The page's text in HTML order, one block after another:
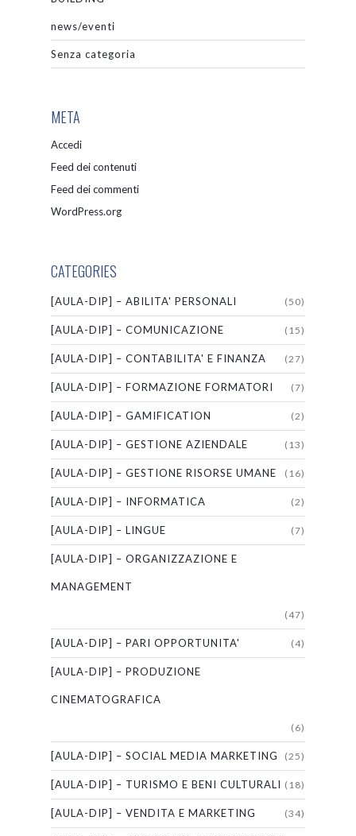
news/eventi
Senza categoria
META
Accedi
Feed dei contenuti
Feed dei commenti
WordPress.org
CATEGORIES
[AULA-DIP] – ABILITA' PERSONALI (50)
[AULA-DIP] – COMUNICAZIONE (15)
[AULA-DIP] – CONTABILITA' E FINANZA (27)
[AULA-DIP] – FORMAZIONE FORMATORI (7)
[AULA-DIP] – GAMIFICATION (2)
[AULA-DIP] – GESTIONE AZIENDALE (13)
[AULA-DIP] – GESTIONE RISORSE UMANE (16)
[AULA-DIP] – INFORMATICA (2)
[AULA-DIP] – LINGUE (7)
[AULA-DIP] – ORGANIZZAZIONE E
MANAGEMENT
(47)
[AULA-DIP] – PARI OPPORTUNITA' (4)
[AULA-DIP] – PRODUZIONE
CINEMATOGRAFICA
(6)
[AULA-DIP] – SOCIAL MEDIA MARKETING (25)
[AULA-DIP] – TURISMO E BENI CULTURALI (18)
[AULA-DIP] – VENDITA E MARKETING (34)